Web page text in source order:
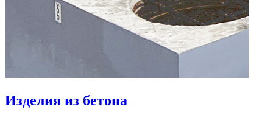
Изделия из бетона